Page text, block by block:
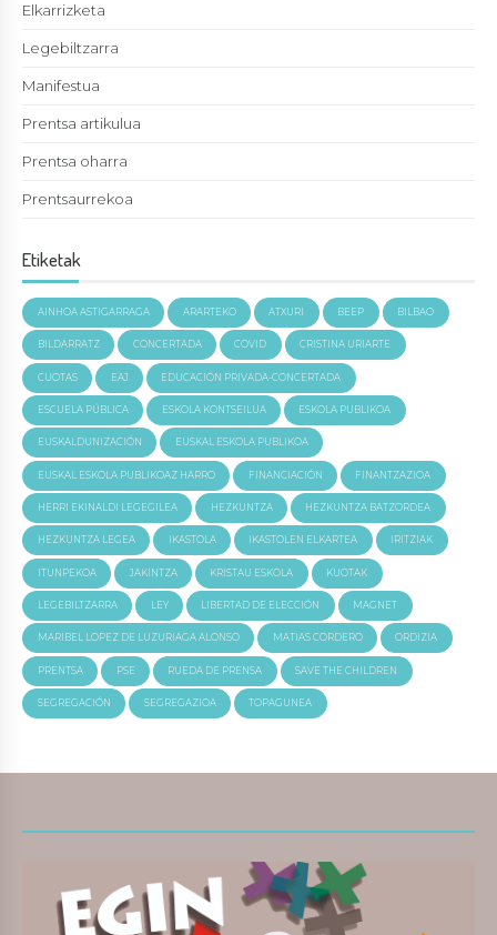
Elkarrizketa
Legebiltzarra
Manifestua
Prentsa artikulua
Prentsa oharra
Prentsaurrekoa
Etiketak
AINHOA ASTIGARRAGA ARARTEKO ATXURI BEEP BILBAO
BILDARRATZ CONCERTADA COVID CRISTINA URIARTE
CUOTAS EAJ EDUCACIÓN PRIVADA-CONCERTADA
ESCUELA PÚBLICA ESKOLA KONTSEILUA ESKOLA PUBLIKOA
EUSKALDUNIZACIÓN EUSKAL ESKOLA PUBLIKOA
EUSKAL ESKOLA PUBLIKOAZ HARRO FINANCIACIÓN FINANTZAZIOA
HERRI EKINALDI LEGEGILEA HEZKUNTZA HEZKUNTZA BATZORDEA
HEZKUNTZA LEGEA IKASTOLA IKASTOLEN ELKARTEA IRITZIAK
ITUNPEKOA JAKINTZA KRISTAU ESKOLA KUOTAK
LEGEBILTZARRA LEY LIBERTAD DE ELECCIÓN MAGNET
MARIBEL LOPEZ DE LUZURIAGA ALONSO MATIAS CORDERO ORDIZIA
PRENTSA PSE RUEDA DE PRENSA SAVE THE CHILDREN
SEGREGACIÓN SEGREGAZIOA TOPAGUNEA